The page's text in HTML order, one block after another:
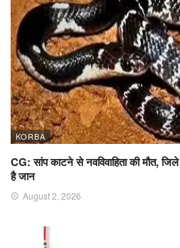
KORBA
CG: सांप काटने से नवविवाहिता की मौत,
है जान
August 2, 2026